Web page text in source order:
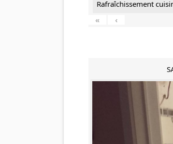
Rafraîchissement
«
‹